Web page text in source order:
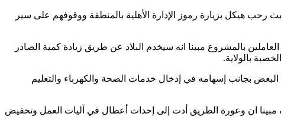
هيكل بزيارة رموز الإدارة الأهلية بالمنطقة ووقوفهم على سير
بالمشروع مبينا انه سيخدم البلاد عن طريق زيادة كمية الصادر
بالولاية.
بجانب إسهامه في إدخال خدمات الصحة والكهرباء والتعليم
ان وعورة الطريق أدت إلى إحداث أعطال في آليات العمل وتخفيض